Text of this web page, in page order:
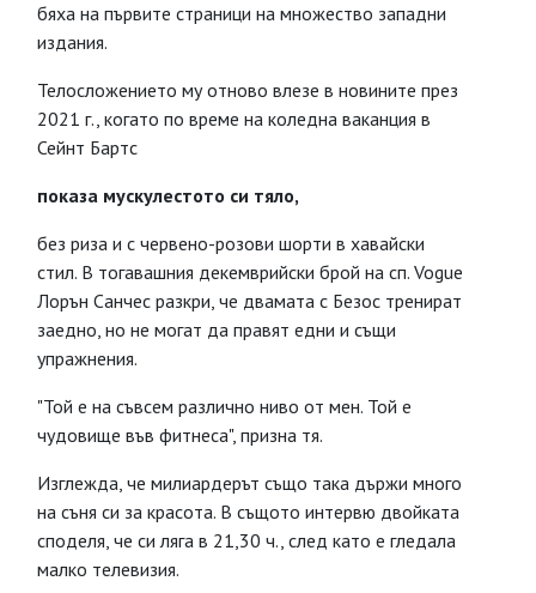
бяха на първите страници на множество западни
издания.
Телосложението му отново влезе в новините през
2021 г., когато по време на коледна ваканция в
Сейнт Бартс
показа мускулестото си тяло,
без риза и с червено-розови шорти в хавайски
стил. В тогавашния декемврийски брой на сп. Vogue
Лорън Санчес разкри, че двамата с Безос тренират
заедно, но не могат да правят едни и същи
упражнения.
"Той е на съвсем различно ниво от мен. Той е
чудовище във фитнеса", призна тя.
Изглежда, че милиардерът също така държи много
на съня си за красота. В същото интервю двойката
споделя, че си ляга в 21,30 ч., след като е гледала
малко телевизия.